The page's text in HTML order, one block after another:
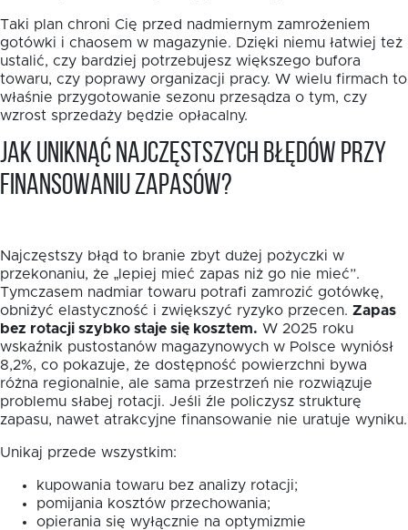
Taki plan chroni Cię przed nadmiernym zamrożeniem
gotówki i chaosem w magazynie. Dzięki niemu łatwiej też
ustalić, czy bardziej potrzebujesz większego bufora
towaru, czy poprawy organizacji pracy. W wielu firmach to
właśnie przygotowanie sezonu przesądza o tym, czy
wzrost sprzedaży będzie opłacalny.
Jak uniknąć najczęstszych błędów przy
finansowaniu zapasów?
Najczęstszy błąd to branie zbyt dużej pożyczki w
przekonaniu, że „lepiej mieć zapas niż go nie mieć”.
Tymczasem nadmiar towaru potrafi zamrozić gotówkę,
obniżyć elastyczność i zwiększyć ryzyko przecen. Zapas
bez rotacji szybko staje się kosztem. W 2025 roku
wskaźnik pustostanów magazynowych w Polsce wyniósł
8,2%, co pokazuje, że dostępność powierzchni bywa
różna regionalnie, ale sama przestrzeń nie rozwiązuje
problemu słabej rotacji. Jeśli źle policzysz strukturę
zapasu, nawet atrakcyjne finansowanie nie uratuje wyniku.
Unikaj przede wszystkim:
kupowania towaru bez analizy rotacji;
pomijania kosztów przechowania;
opierania się wyłącznie na optymizmie